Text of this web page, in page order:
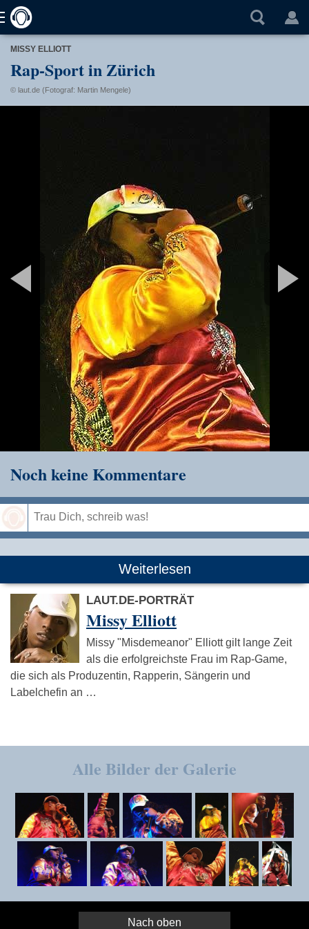
MISSY ELLIOTT
Rap-Sport in Zürich
© laut.de (Fotograf: Martin Mengele)
Noch keine Kommentare
Weiterlesen
LAUT.DE-PORTRÄT
Missy Elliott
Missy "Misdemeanor" Elliott gilt lange Zeit
als die erfolgreichste Frau im Rap-Game,
die sich als Produzentin, Rapperin, Sängerin und
Labelchefin an …
Alle Bilder der Galerie
Nach oben